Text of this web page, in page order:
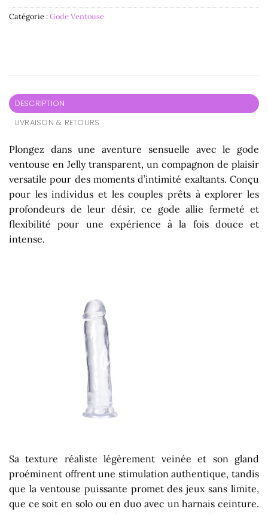
Catégorie :Gode Ventouse
DESCRIPTION
LIVRAISON & RETOURS
Plongez dans une aventure sensuelle avec le gode
ventouse en Jelly transparent, un compagnon de plaisir
versatile pour des moments d’intimité exaltants. Conçu
pour les individus et les couples prêts à explorer les
profondeurs de leur désir, ce gode allie fermeté et
flexibilité pour une expérience à la fois douce et
intense.
Sa texture réaliste légèrement veinée et son gland
proéminent offrent une stimulation authentique, tandis
que la ventouse puissante promet des jeux sans limite,
que ce soit en solo ou en duo avec un harnais ceinture.